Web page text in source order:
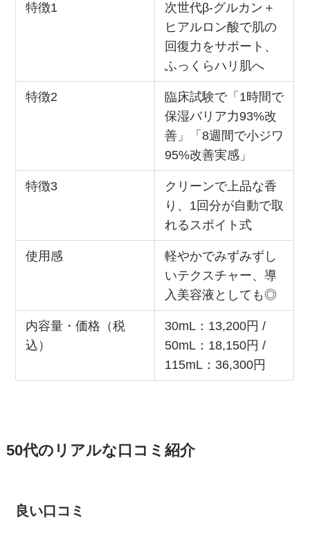
特徴1
次世代β‑グルカン＋
ヒアルロン酸で肌の
回復力をサポート、
ふっくらハリ肌へ
特徴2
臨床試験で「1時間で
保湿バリア力93%改
善」「8週間で小ジワ
95%改善実感」
特徴3
クリーンで上品な香
り、1回分が自動で取
れるスポイト式
使用感
軽やかでみずみずし
いテクスチャー、導
入美容液としても◎
内容量・価格（税
込）
30mL：13,200円 /
50mL：18,150円 /
115mL：36,300円
50代のリアルな口コミ紹介
良い口コミ